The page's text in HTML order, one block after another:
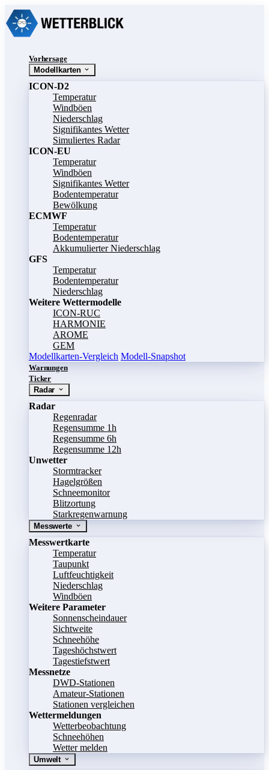
Vorhersage
Modellkarten
ICON-D2
Temperatur
Windböen
Niederschlag
Signifikantes Wetter
Simuliertes Radar
ICON-EU
Temperatur
Windböen
Signifikantes Wetter
Bodentemperatur
Bewölkung
ECMWF
Temperatur
Bodentemperatur
Akkumulierter Niederschlag
GFS
Temperatur
Bodentemperatur
Niederschlag
Weitere Wettermodelle
ICON-RUC
HARMONIE
AROME
GEM
Modellkarten-Vergleich Modell-Snapshot
Warnungen
Ticker
Radar
Radar
Regenradar
Regensumme 1h
Regensumme 6h
Regensumme 12h
Unwetter
Stormtracker
Hagelgrößen
Schneemonitor
Blitzortung
Starkregenwarnung
Messwerte
Messwertkarte
Temperatur
Taupunkt
Luftfeuchtigkeit
Niederschlag
Windböen
Weitere Parameter
Sonnenscheindauer
Sichtweite
Schneehöhe
Tageshöchstwert
Tagestiefstwert
Messnetze
DWD-Stationen
Amateur-Stationen
Stationen vergleichen
Wettermeldungen
Wetterbeobachtung
Schneehöhen
Wetter melden
Umwelt